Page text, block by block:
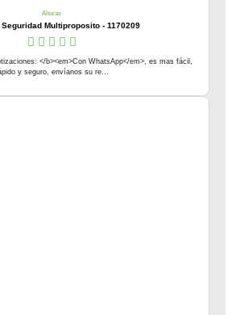
Alturas
Multiproposito - 1170209
</b><em>Con WhatsApp</em>, es mas fácil,
y seguro, envíanos su re...